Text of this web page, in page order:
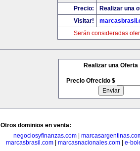
Precio:
Realizar una
Visitar!
Serán consideradas
Realizar una Oferta
Precio Ofrecido $
Otros dominios en venta:
negociosyfinanzas.com
marcasbrasil.com| marcasnacionales.com| e-